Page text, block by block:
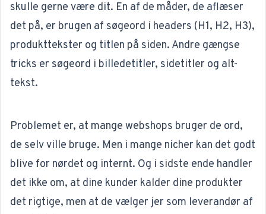
skulle gerne være dit. En af de måder, de aflæser
det på, er brugen af søgeord i headers (H1, H2, H3),
produkttekster og titlen på siden. Andre gængse
tricks er søgeord i billedetitler, sidetitler og alt-
tekst.
Problemet er, at mange webshops bruger de ord,
de selv ville bruge. Men i mange nicher kan det godt
blive for nørdet og internt. Og i sidste ende handler
det ikke om, at dine kunder kalder dine produkter
det rigtige, men at de vælger jer som leverandør af